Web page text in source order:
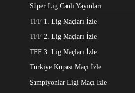
Süper Lig Canlı Yayınları
TFF 1. Lig Maçları İzle
TFF 2. Lig Maçları İzle
TFF 3. Lig Maçları İzle
Türkiye Kupası Maçı İzle
Şampiyonlar Ligi Maçı İzle